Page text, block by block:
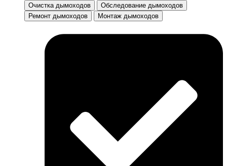
Очистка дымоходов
Обследование дымоходов
Ремонт дымоходов
Монтаж дымоходов